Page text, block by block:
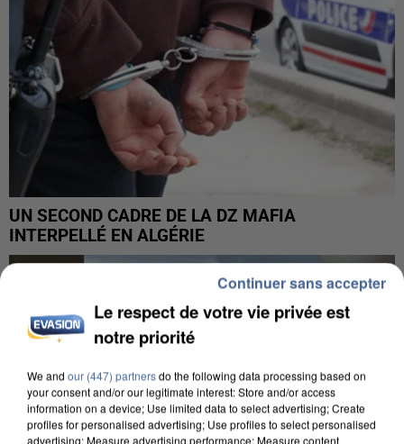
UN SECOND CADRE DE LA DZ MAFIA
INTERPELLÉ EN ALGÉRIE
Le respect de votre vie privée est
notre priorité
We and our (447) partnersdo the following data processing based on
your consent and/or our legitimate interest: Store and/or access
information on a device; Use limited data to select advertising; Create
profiles for personalised advertising; Use profiles to select personalised
advertising; Measure advertising performance; Measure content
Continuer sans accepter